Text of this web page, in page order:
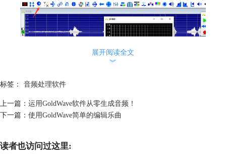
图 2：动态高音转换
三、添加回声效果
入回声编辑界面，就可以编辑回声。
回声的调节分为下列几项，首先是回声的次数，回声的延迟，即与原声时
展开阅读全文
︾
标签： 音频处理软件
上一篇： 运用GoldWave软件从零生成音频！
下一篇： 使用GoldWave简单的编辑乐曲
读者也访问过这里: